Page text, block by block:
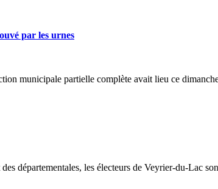
par les urnes
municipale partielle complète avait lieu ce
départementales, les électeurs de Veyrier-du-Lac